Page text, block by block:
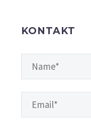
KONTAKT